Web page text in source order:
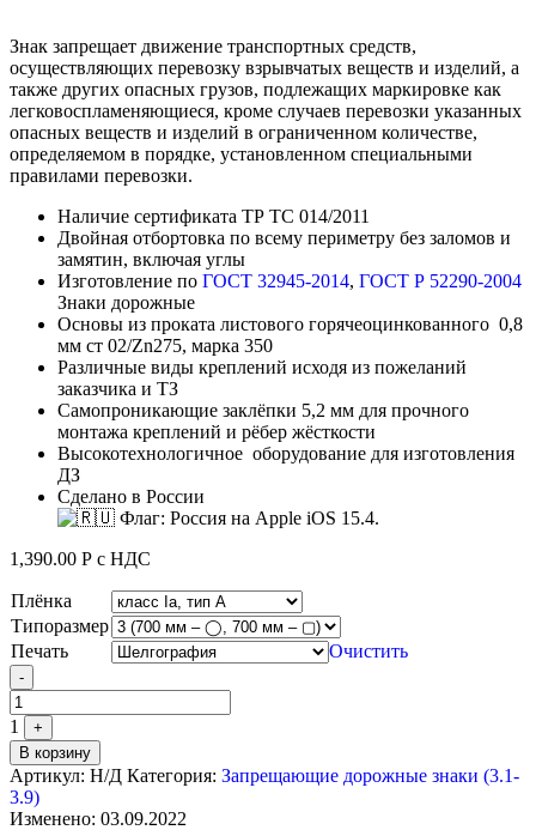
Знак запрещает движение транспортных средств,
осуществляющих перевозку взрывчатых веществ и изделий, а
также других опасных грузов, подлежащих маркировке как
легковоспламеняющиеся, кроме случаев перевозки указанных
опасных веществ и изделий в ограниченном количестве,
определяемом в порядке, установленном специальными
правилами перевозки.
Наличие сертификата ТР ТС 014/2011
Двойная отбортовка по всему периметру без заломов и
замятин, включая углы
Изготовление по ГОСТ 32945-2014, ГОСТ Р 52290-2004
Знаки дорожные
Основы из проката листового горячеоцинкованного 0,8
мм ст 02/Zn275, марка 350
Различные виды креплений исходя из пожеланий
заказчика и ТЗ
Самопроникающие заклёпки 5,2 мм для прочного
монтажа креплений и рёбер жёсткости
Высокотехнологичное оборудование для изготовления
ДЗ
Сделано в России
1,390.00 Р с НДС
Плёнка
Типоразмер
Печать
Очистить
Quantity
-
1
+
В корзину
Артикул: Н/Д Категория: Запрещающие дорожные знаки (3.1-
3.9)
Изменено: 03.09.2022